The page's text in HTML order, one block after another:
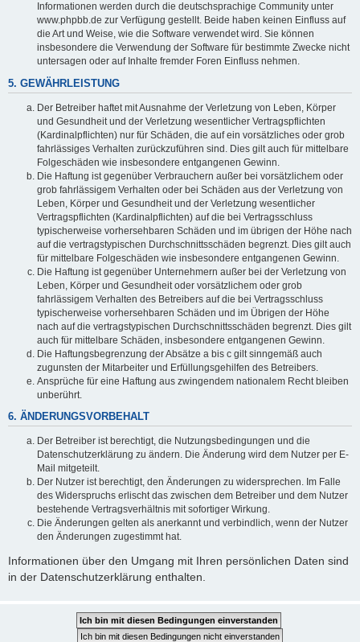
Informationen werden durch die deutschsprachige Community unter
www.phpbb.de zur Verfügung gestellt. Beide haben keinen Einfluss auf
die Art und Weise, wie die Software verwendet wird. Sie können
insbesondere die Verwendung der Software für bestimmte Zwecke nicht
untersagen oder auf Inhalte fremder Foren Einfluss nehmen.
5. GEWÄHRLEISTUNG
Der Betreiber haftet mit Ausnahme der Verletzung von Leben, Körper
und Gesundheit und der Verletzung wesentlicher Vertragspflichten
(Kardinalpflichten) nur für Schäden, die auf ein vorsätzliches oder grob
fahrlässiges Verhalten zurückzuführen sind. Dies gilt auch für mittelbare
Folgeschäden wie insbesondere entgangenen Gewinn.
Die Haftung ist gegenüber Verbrauchern außer bei vorsätzlichem oder
grob fahrlässigem Verhalten oder bei Schäden aus der Verletzung von
Leben, Körper und Gesundheit und der Verletzung wesentlicher
Vertragspflichten (Kardinalpflichten) auf die bei Vertragsschluss
typischerweise vorhersehbaren Schäden und im übrigen der Höhe nach
auf die vertragstypischen Durchschnittsschäden begrenzt. Dies gilt auch
für mittelbare Folgeschäden wie insbesondere entgangenen Gewinn.
Die Haftung ist gegenüber Unternehmern außer bei der Verletzung von
Leben, Körper und Gesundheit oder vorsätzlichem oder grob
fahrlässigem Verhalten des Betreibers auf die bei Vertragsschluss
typischerweise vorhersehbaren Schäden und im Übrigen der Höhe
nach auf die vertragstypischen Durchschnittsschäden begrenzt. Dies gilt
auch für mittelbare Schäden, insbesondere entgangenen Gewinn.
Die Haftungsbegrenzung der Absätze a bis c gilt sinngemäß auch
zugunsten der Mitarbeiter und Erfüllungsgehilfen des Betreibers.
Ansprüche für eine Haftung aus zwingendem nationalem Recht bleiben
unberührt.
6. ÄNDERUNGSVORBEHALT
Der Betreiber ist berechtigt, die Nutzungsbedingungen und die
Datenschutzerklärung zu ändern. Die Änderung wird dem Nutzer per E-
Mail mitgeteilt.
Der Nutzer ist berechtigt, den Änderungen zu widersprechen. Im Falle
des Widerspruchs erlischt das zwischen dem Betreiber und dem Nutzer
bestehende Vertragsverhältnis mit sofortiger Wirkung.
Die Änderungen gelten als anerkannt und verbindlich, wenn der Nutzer
den Änderungen zugestimmt hat.
Informationen über den Umgang mit Ihren persönlichen Daten sind
in der Datenschutzerklärung enthalten.